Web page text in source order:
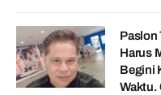
Paslon
Harus
Begini
Waktu.